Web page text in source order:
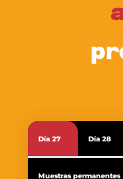
Día 27 Día 28
Muestras permanentes